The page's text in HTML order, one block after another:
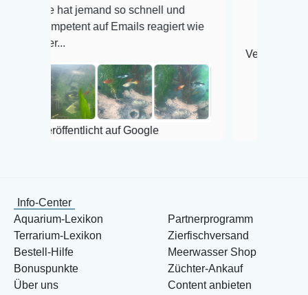
hat jemand so schnell und
auf Emails reagiert wie
auf Google
Veröffentlicht auf
Info-Center
Aquarium-Lexikon
Terrarium-Lexikon
Bestell-Hilfe
Bonuspunkte
Über uns
Partnerprogramm
Zierfischversand
Meerwasser Shop
Züchter-Ankauf
Content anbieten